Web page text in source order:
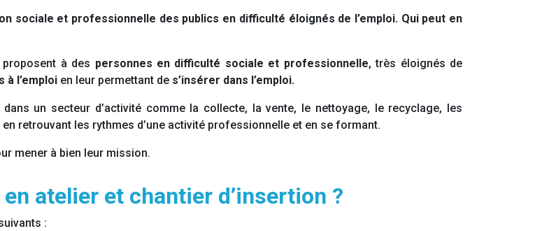
sociale et professionnelle des publics en difficulté éloignés de l’emploi. Qui peut en
à des personnes en difficulté sociale et professionnelle, très éloignés de
l’emploi en leur permettant de s’insérer dans l’emploi.
dans un secteur d’activité comme la collecte, la vente, le nettoyage, le recyclage, les
retrouvant les rythmes d’une activité professionnelle et en se formant.
mener à bien leur mission.
atelier et chantier d’insertion ?
: